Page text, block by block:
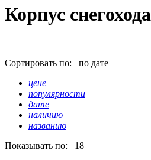
Корпус снегохода
Сортировать по: по дате
цене
популярности
дате
наличию
названию
Показывать по: 18